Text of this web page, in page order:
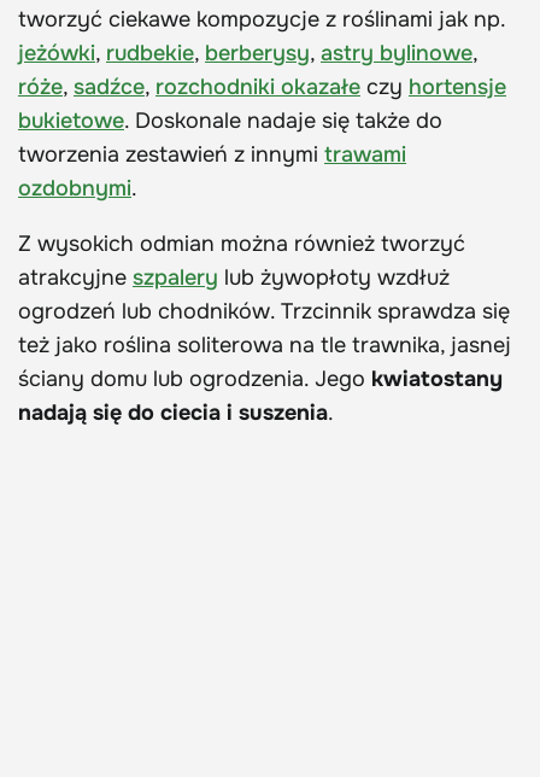
tworzyć ciekawe kompozycje z roślinami jak np.
jeżówki, rudbekie, berberysy, astry bylinowe,
róże, sadźce, rozchodniki okazałe czy hortensje
bukietowe. Doskonale nadaje się także do
tworzenia zestawień z innymi trawami
ozdobnymi.
Z wysokich odmian można również tworzyć
atrakcyjne szpalery lub żywopłoty wzdłuż
ogrodzeń lub chodników. Trzcinnik sprawdza się
też jako roślina soliterowa na tle trawnika, jasnej
ściany domu lub ogrodzenia. Jego kwiatostany
nadają się do ciecia i suszenia.